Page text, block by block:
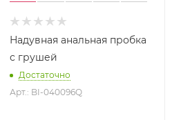
Надувная анальная пробка
с грушей
Достаточно
Арт.: BI-040096Q